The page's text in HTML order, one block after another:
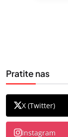
Pratite nas
X (Twitter)
Instagram